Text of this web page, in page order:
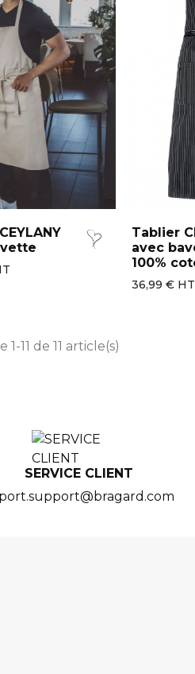
Tablier
avec
100%
36,99 € HT
1-11 de 11 article(s)
SERVICE CLIENT